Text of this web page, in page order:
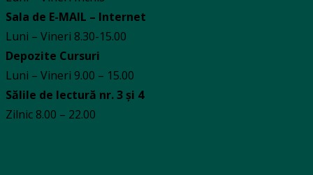
Sala de E-MAIL – Internet
Luni – Vineri 8.30-15.00
Depozite Cursuri
Luni – Vineri 9.00 – 15.00
Sălile de lectură nr. 3 și 4
Zilnic 8.00 – 22.00